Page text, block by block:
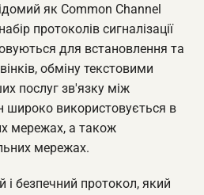
як Common Channel
протоколів сигналізації
для встановлення та
обміну текстовими
послуг зв'язку між
широко використовується в
мережах, а також
мережах.
і безпечний протокол, який